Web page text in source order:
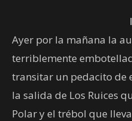
Ayer por la mañana la
terriblemente
transitar un pedacito de
la salida de Los Ruices
Polar y el trébol que